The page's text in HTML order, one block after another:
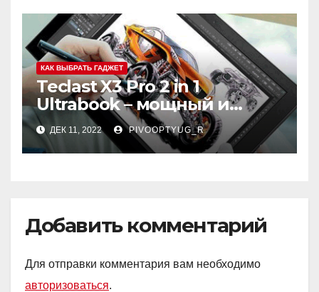
КАК ВЫБРАТЬ ГАДЖЕТ
Teclast X3 Pro 2 in 1
Ultrabook – мощный и
самодостаточный
ДЕК 11, 2022 PIVOOPTYUG_R
Добавить комментарий
Для отправки комментария вам необходимо
авторизоваться.